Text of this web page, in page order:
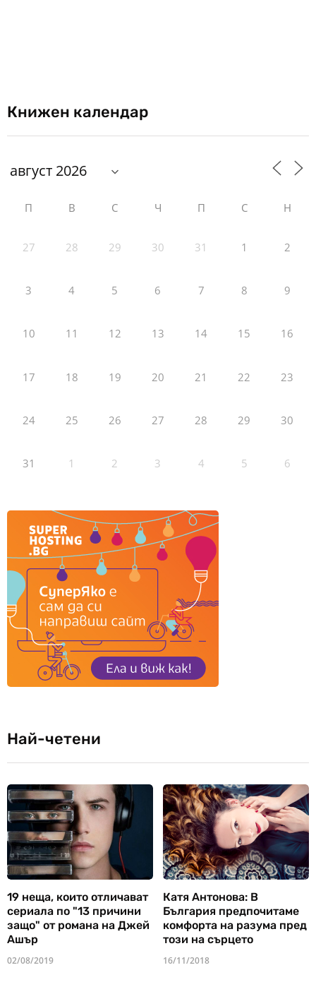
Книжен календар
П В С Ч П С Н
27 28 29 30 31 1 2
3 4 5 6 7 8 9
10 11 12 13 14 15 16
17 18 19 20 21 22 23
24 25 26 27 28 29 30
31 1 2 3 4 5 6
Най-четени
19 неща, които отличават
сериала по "13 причини
защо" от романа на Джей
Ашър
02/08/2019
Катя Антонова: В
България предпочитаме
комфорта на разума пред
този на сърцето
16/11/2018